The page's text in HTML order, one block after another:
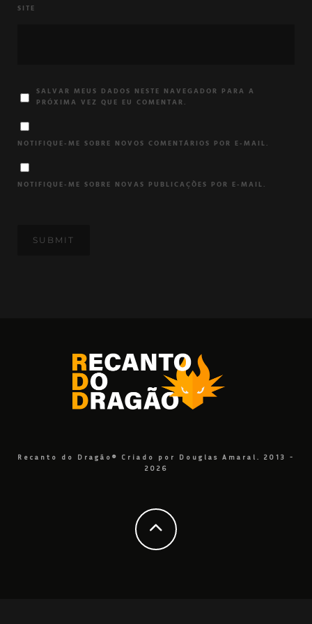
SITE
SALVAR MEUS DADOS NESTE NAVEGADOR PARA A
PRÓXIMA VEZ QUE EU COMENTAR.
NOTIFIQUE-ME SOBRE NOVOS COMENTÁRIOS POR E-MAIL.
NOTIFIQUE-ME SOBRE NOVAS PUBLICAÇÕES POR E-MAIL.
Recanto do Dragão® Criado por Douglas Amaral. 2013 -
2026